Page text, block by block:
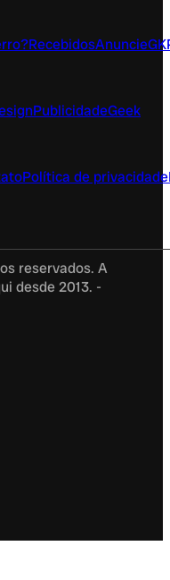
RecebidosAnuncie
PublicidadeGeek
Política de privacidade
reservados. A
desde 2013. -